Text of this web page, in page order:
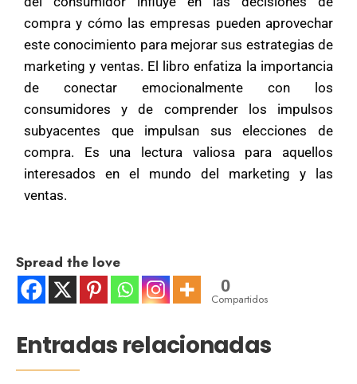
compra y cómo las empresas pueden aprovechar
este conocimiento para mejorar sus estrategias de
marketing y ventas. El libro enfatiza la importancia
de conectar emocionalmente con los
consumidores y de comprender los impulsos
subyacentes que impulsan sus elecciones de
compra. Es una lectura valiosa para aquellos
interesados en el mundo del marketing y las
ventas.
Spread the love
0
Compartidos
Entradas relacionadas